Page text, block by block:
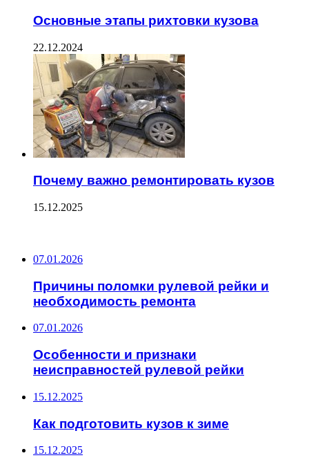
Основные этапы рихтовки кузова
22.12.2024
Почему важно ремонтировать кузов
15.12.2025
07.01.2026
Причины поломки рулевой рейки и
необходимость ремонта
07.01.2026
Особенности и признаки
неисправностей рулевой рейки
15.12.2025
Как подготовить кузов к зиме
15.12.2025